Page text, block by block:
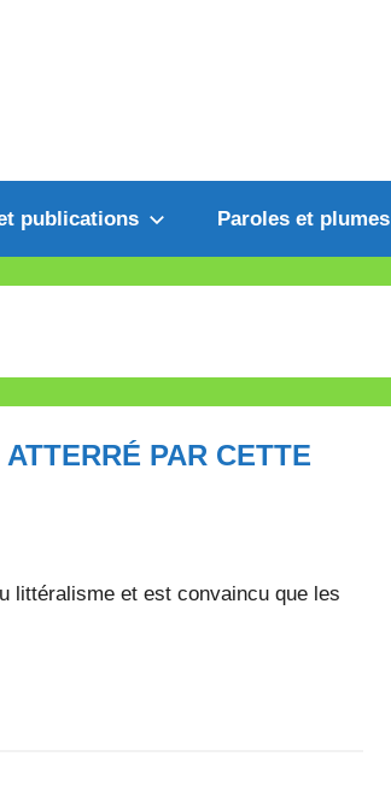
publications Paroles et plumes
PAR CETTE
littéralisme et est convaincu que les